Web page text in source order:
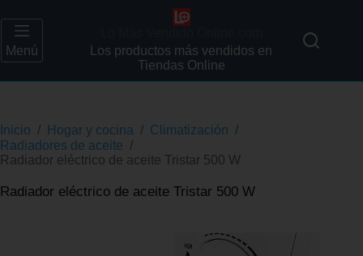
Menú
Los productos más vendidos en
Tiendas Online
Inicio / Hogar y cocina / Climatización /
Radiadores de aceite /
Radiador eléctrico de aceite Tristar 500 W
Radiador eléctrico de aceite Tristar 500 W